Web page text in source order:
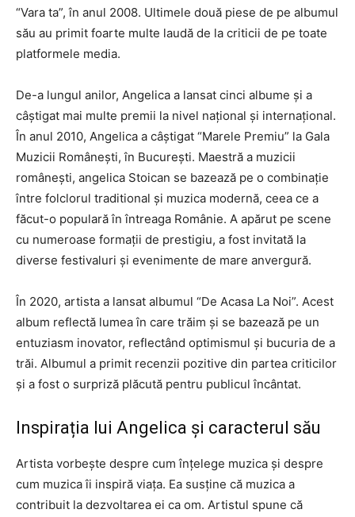
“Vara ta”, în anul 2008. Ultimele două piese de pe albumul
său au primit foarte multe laudă de la criticii de pe toate
platformele media.
De-a lungul anilor, Angelica a lansat cinci albume și a
câștigat mai multe premii la nivel național și internațional.
În anul 2010, Angelica a câștigat “Marele Premiu” la Gala
Muzicii Românești, în București. Maestră a muzicii
românești, angelica Stoican se bazează pe o combinație
între folclorul traditional și muzica modernă, ceea ce a
făcut-o populară în întreaga Românie. A apărut pe scene
cu numeroase formații de prestigiu, a fost invitată la
diverse festivaluri și evenimente de mare anvergură.
În 2020, artista a lansat albumul “De Acasa La Noi”. Acest
album reflectă lumea în care trăim și se bazează pe un
entuziasm inovator, reflectând optimismul și bucuria de a
trăi. Albumul a primit recenzii pozitive din partea criticilor
și a fost o surpriză plăcută pentru publicul încântat.
Inspirația lui Angelica și caracterul său
Artista vorbește despre cum înțelege muzica și despre
cum muzica îi inspiră viața. Ea susține că muzica a
contribuit la dezvoltarea ei ca om. Artistul spune că